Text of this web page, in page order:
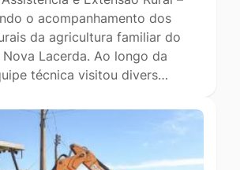
o acompanhamento dos
da agricultura familiar do
Lacerda. Ao longo da
técnica visitou divers…